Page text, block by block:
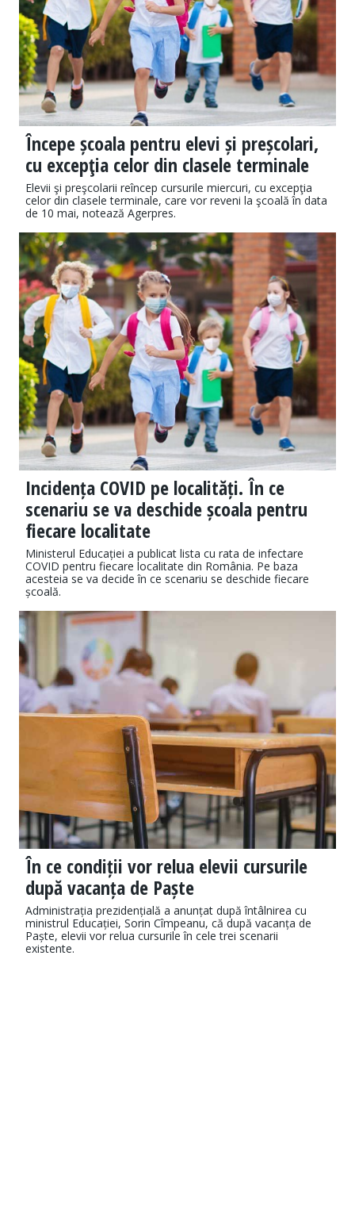
Începe școala pentru elevi și preșcolari,
cu excepţia celor din clasele terminale
Elevii şi preşcolarii reîncep cursurile miercuri, cu excepţia
celor din clasele terminale, care vor reveni la şcoală în data
de 10 mai, notează Agerpres.
Incidența COVID pe localități. În ce
scenariu se va deschide școala pentru
fiecare localitate
Ministerul Educației a publicat lista cu rata de infectare
COVID pentru fiecare localitate din România. Pe baza
acesteia se va decide în ce scenariu se deschide fiecare
școală.
În ce condiții vor relua elevii cursurile
după vacanța de Paște
Administrația prezidențială a anunțat după întâlnirea cu
ministrul Educației, Sorin Cîmpeanu, că după vacanța de
Paște, elevii vor relua cursurile în cele trei scenarii
existente.